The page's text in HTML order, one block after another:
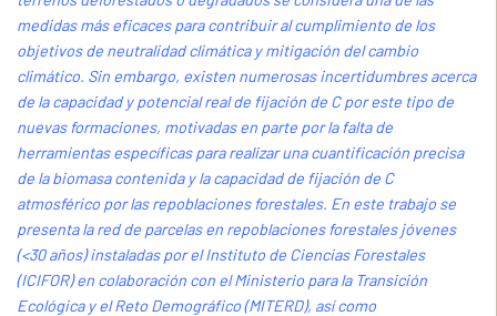
medidas más eficaces para contribuir al cumplimiento de los
objetivos de neutralidad climática y mitigación del cambio
climático. Sin embargo, existen numerosas incertidumbres acerca
de la capacidad y potencial real de fijación de C por este tipo de
nuevas formaciones, motivadas en parte por la falta de
herramientas específicas para realizar una cuantificación precisa
de la biomasa contenida y la capacidad de fijación de C
atmosférico por las repoblaciones forestales. En este trabajo se
presenta la red de parcelas en repoblaciones forestales jóvenes
(<30 años) instaladas por el Instituto de Ciencias Forestales
(ICIFOR) en colaboración con el Ministerio para la Transición
Ecológica y el Reto Demográfico (MITERD), así como